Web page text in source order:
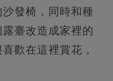
發椅，同時和種
臺改造成家裡的
歡在這裡賞花，